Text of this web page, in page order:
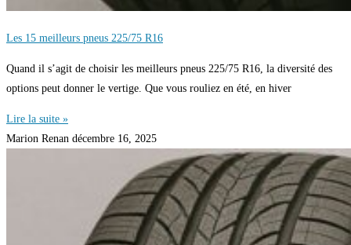
Les 15 meilleurs pneus 225/75 R16
Quand il s’agit de choisir les meilleurs pneus 225/75 R16, la diversité des
options peut donner le vertige. Que vous rouliez en été, en hiver
Lire la suite »
Marion Renan décembre 16, 2025